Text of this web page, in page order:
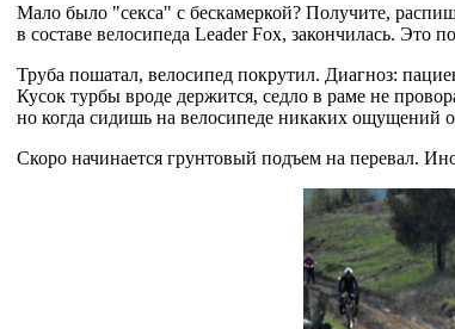
Мало было "секса" с бескамеркой? Получите,
в составе велосипеда Leader Fox, закончилась. Это
Труба пошатал, велосипед покрутил. Диагноз:
Кусок турбы вроде держится, седло в раме не
но когда сидишь на велосипеде никаких ощущений
Скоро начинается грунтовый подъем на перевал.